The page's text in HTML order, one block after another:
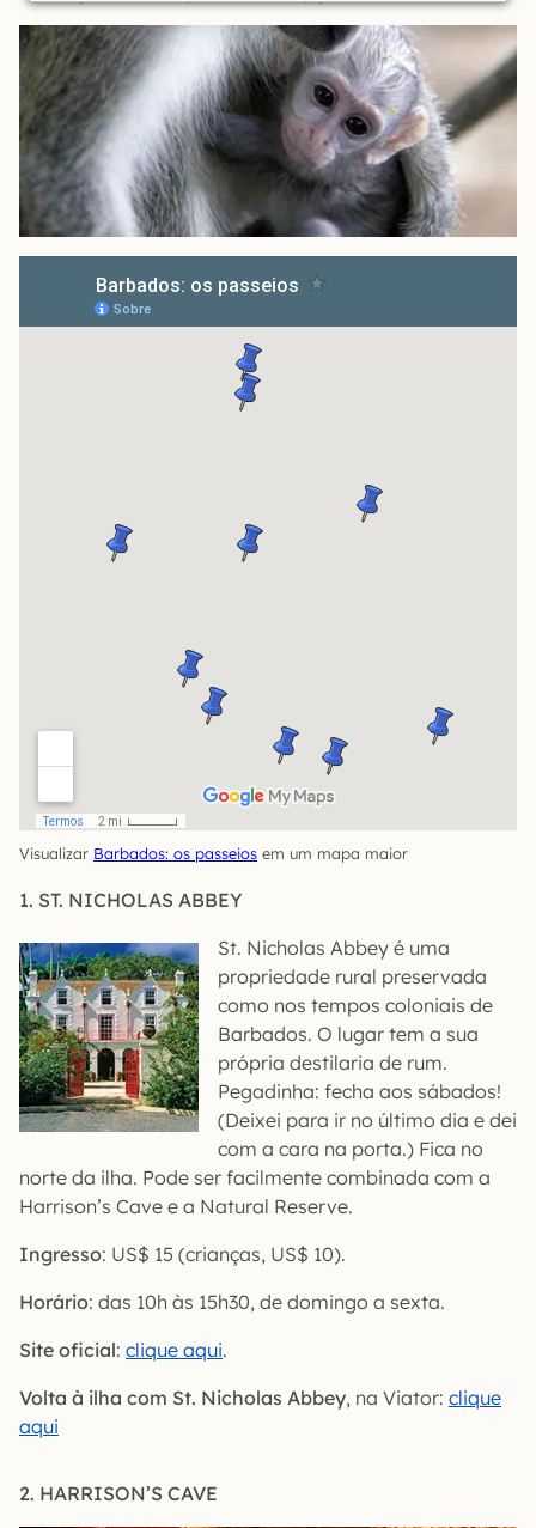
Visualizar Barbados: os passeios em um mapa maior
1. ST. NICHOLAS ABBEY
St. Nicholas Abbey é uma
propriedade rural preservada
como nos tempos coloniais de
Barbados. O lugar tem a sua
própria destilaria de rum.
Pegadinha: fecha aos sábados!
(Deixei para ir no último dia e dei
com a cara na porta.) Fica no
norte da ilha. Pode ser facilmente combinada com a
Harrison’s Cave e a Natural Reserve.
Ingresso: US$ 15 (crianças, US$ 10).
Horário: das 10h às 15h30, de domingo a sexta.
Site oficial: clique aqui.
Volta à ilha com St. Nicholas Abbey, na Viator: clique
aqui
2. HARRISON’S CAVE